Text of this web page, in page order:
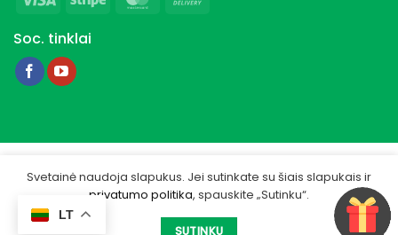
Soc. tinklai
Copyright 2026 © Romada.lt
Privatumo politika
Sukurta -IGSME.COM
LT
Svetainė naudoja slapukus. Jei sutinkate su šiais slapukais ir
privatumo politika, spauskite „Sutinku“.
SUTINKU